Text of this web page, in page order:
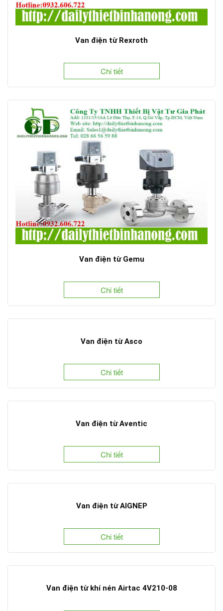
Van điện từ Rexroth
Chi tiết
Van điện từ Gemu
Chi tiết
Van điện từ Asco
Chi tiết
Van điện từ Aventic
Chi tiết
Van điện từ AIGNEP
Chi tiết
Van điện từ khí nén Airtac 4V210-08